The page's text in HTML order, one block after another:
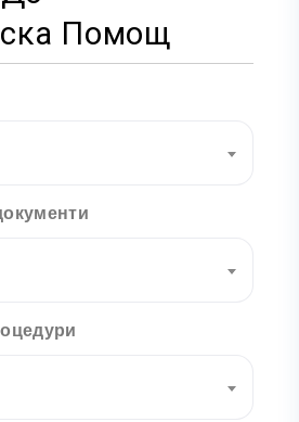
Помощ